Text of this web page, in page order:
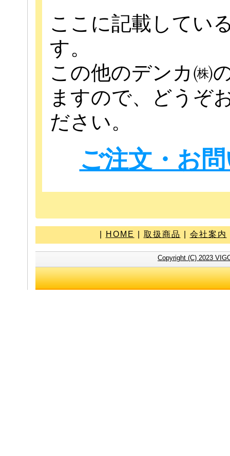
ここに記載してい
す。
この他のデンカ㈱
ますので、どうぞ
ださい。
ご注文・お
HOME 取扱商品 会社案内
Copyright (C) 2023